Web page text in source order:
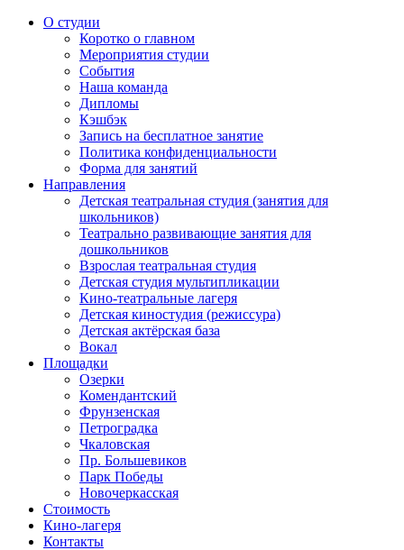
О студии
Коротко о главном
Мероприятия студии
События
Наша команда
Дипломы
Кэшбэк
Запись на бесплатное занятие
Политика конфиденциальности
Форма для занятий
Направления
Детская театральная студия (занятия для
школьников)
Театрально развивающие занятия для
дошкольников
Взрослая театральная студия
Детская студия мультипликации
Кино-театральные лагеря
Детская киностудия (режиссура)
Детская актёрская база
Вокал
Площадки
Озерки
Комендантский
Фрунзенская
Петроградка
Чкаловская
Пр. Большевиков
Парк Победы
Новочеркасская
Стоимость
Кино-лагеря
Контакты